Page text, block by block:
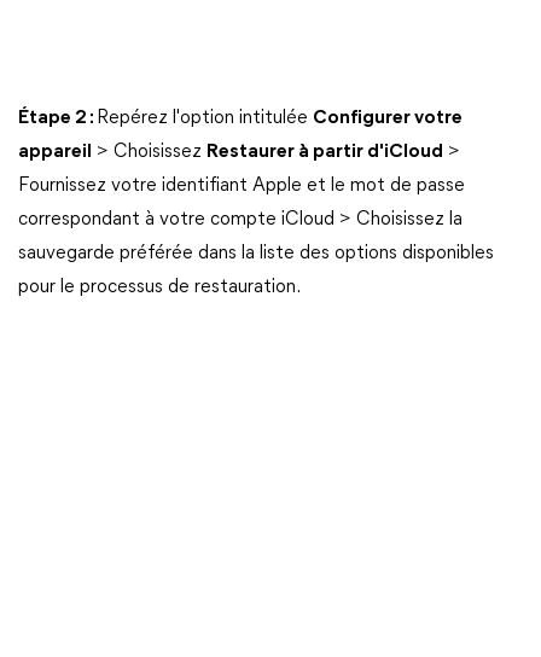
Étape 2 : Repérez l'option intitulée Configurer votre
appareil
> Choisissez Restaurer à partir d'iCloud >
Fournissez votre identifiant Apple et le mot de passe
correspondant à votre compte iCloud > Choisissez la
sauvegarde préférée dans la liste des options disponibles
pour le processus de restauration.